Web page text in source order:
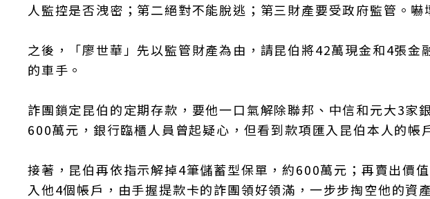
人監控是否洩密；第二絕對不能脫逃；第三財產要受政府監管。嚇
之後，「廖世華」先以監管財產為由，請昆伯將42萬現金和4張金
的車手。
詐團鎖定昆伯的定期存款，要他一口氣解除聯邦、中信和元大3家
600萬元，銀行臨櫃人員曾起疑心，但看到款項匯入昆伯本人的帳
接著，昆伯再依指示解掉4筆儲蓄型保單，約600萬元；再賣出價
入他4個帳戶，由手握提款卡的詐團領好領滿，一步步掏空他的資